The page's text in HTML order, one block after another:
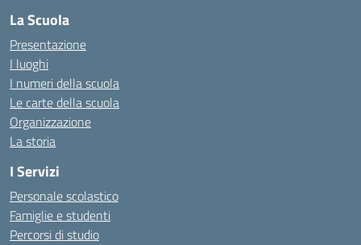
La Scuola
Presentazione
I luoghi
I numeri della scuola
Le carte della scuola
Organizzazione
La storia
I Servizi
Personale scolastico
Famiglie e studenti
Percorsi di studio